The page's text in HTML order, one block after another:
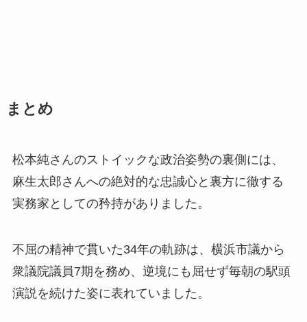
まとめ
松本純さんのストイックな政治姿勢の裏側には、
麻生太郎さんへの絶対的な忠誠心と裏方に徹する
実務家としての矜持がありました。
不屈の精神で貫いた34年の軌跡は、横浜市議から
衆議院議員7期を務め、逆境にも屈せず毎朝の駅頭
演説を続けた姿に表れていました。